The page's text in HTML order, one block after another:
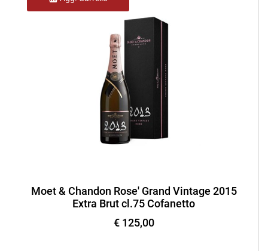
Moet & Chandon Rose' Grand Vintage 2015
Extra Brut cl.75 Cofanetto
€ 125,00